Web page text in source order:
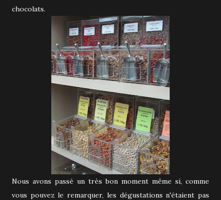
chocolats.
Nous avons passé un très bon moment même si, comme
vous pouvez le remarquer, les dégustations n'étaient pas